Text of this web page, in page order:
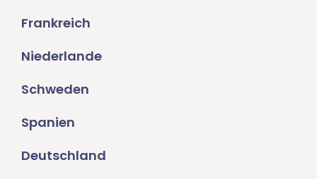
Frankreich
Niederlande
Schweden
Spanien
Deutschland